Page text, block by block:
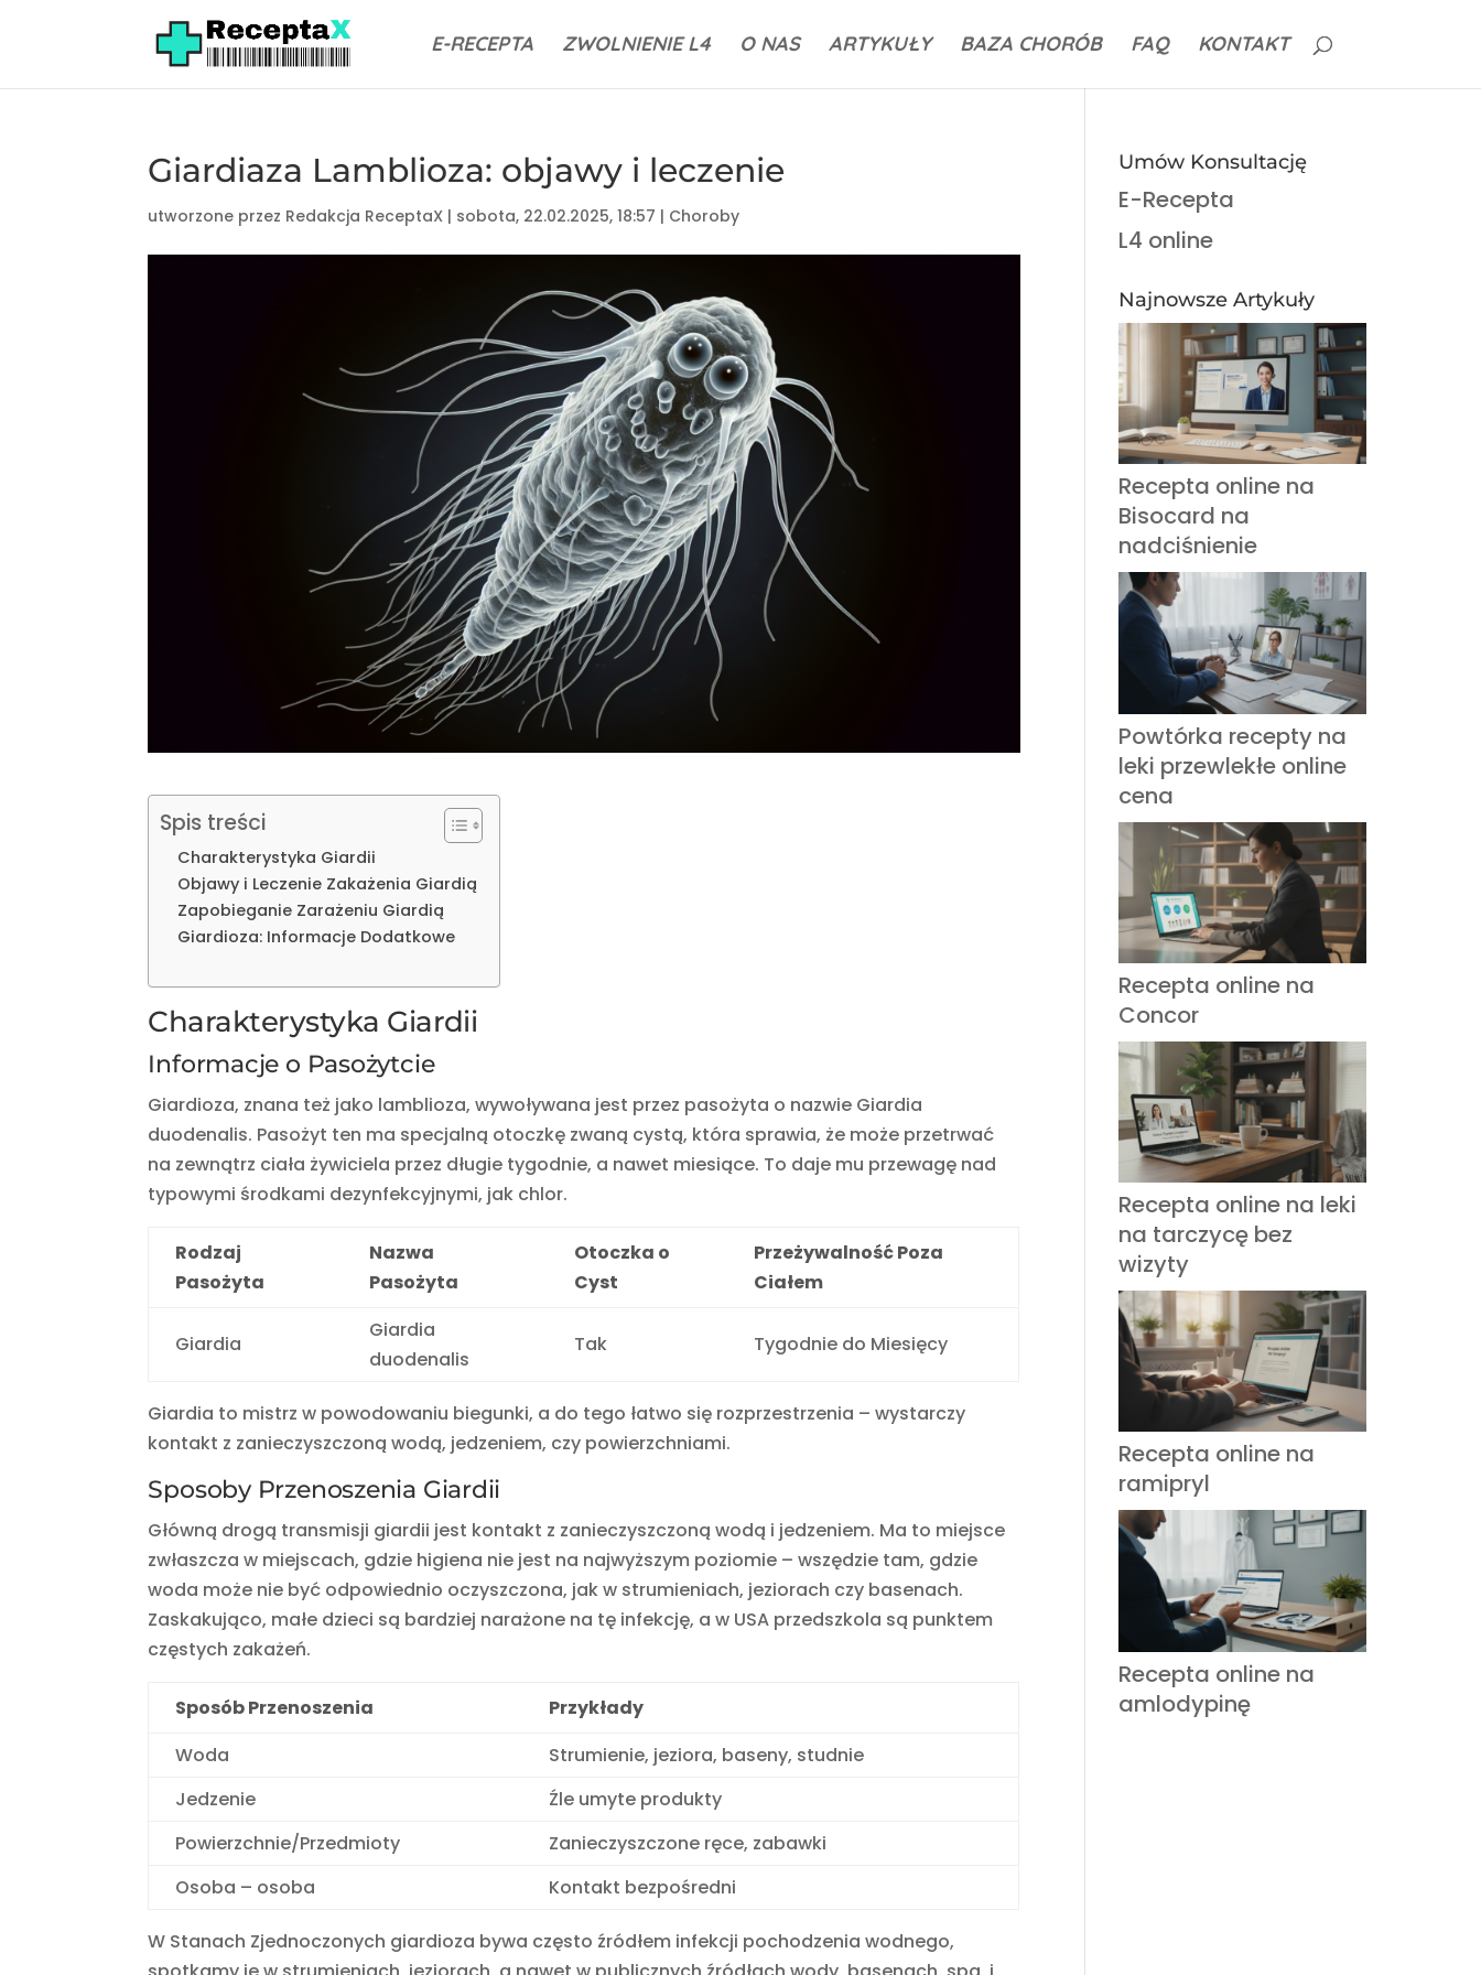
E-RECEPTA ZWOLNIENIE L4 O NAS ARTYKUŁY BAZA CHORÓB FAQ KONTAKT
Giardiaza Lamblioza: objawy i leczenie
utworzone przez Redakcja ReceptaX | sobota, 22.02.2025, 18:57 | Choroby
Spis treści
Charakterystyka Giardii
Objawy i Leczenie Zakażenia Giardią
Zapobieganie Zarażeniu Giardią
Giardioza: Informacje Dodatkowe
Charakterystyka Giardii
Informacje o Pasożytcie
Giardioza, znana też jako lamblioza, wywoływana jest przez pasożyta o nazwie Giardia
duodenalis. Pasożyt ten ma specjalną otoczkę zwaną cystą, która sprawia, że może przetrwać
na zewnątrz ciała żywiciela przez długie tygodnie, a nawet miesiące. To daje mu przewagę nad
typowymi środkami dezynfekcyjnymi, jak chlor.
Rodzaj
Pasożyta
Nazwa
Pasożyta
Otoczka o
Cyst
Przeżywalność Poza
Ciałem
Giardia
Giardia
duodenalis
Tak Tygodnie do Miesięcy
Giardia to mistrz w powodowaniu biegunki, a do tego łatwo się rozprzestrzenia – wystarczy
kontakt z zanieczyszczoną wodą, jedzeniem, czy powierzchniami.
Sposoby Przenoszenia Giardii
Główną drogą transmisji giardii jest kontakt z zanieczyszczoną wodą i jedzeniem. Ma to miejsce
zwłaszcza w miejscach, gdzie higiena nie jest na najwyższym poziomie – wszędzie tam, gdzie
woda może nie być odpowiednio oczyszczona, jak w strumieniach, jeziorach czy basenach.
Zaskakująco, małe dzieci są bardziej narażone na tę infekcję, a w USA przedszkola są punktem
częstych zakażeń.
Sposób Przenoszenia
Przykłady
Woda
Strumienie, jeziora, baseny, studnie
Jedzenie
Źle umyte produkty
Powierzchnie/Przedmioty
Zanieczyszczone ręce, zabawki
Osoba – osoba
Kontakt bezpośredni
W Stanach Zjednoczonych giardioza bywa często źródłem infekcji pochodzenia wodnego,
Umów Konsultację
E-Recepta
L4 online
Najnowsze Artykuły
Recepta online na
Bisocard na
nadciśnienie
Powtórka recepty na
leki przewlekłe online
cena
Recepta online na
Concor
Recepta online na leki
na tarczycę bez
wizyty
Recepta online na
ramipryl
Recepta online na
amlodypinę